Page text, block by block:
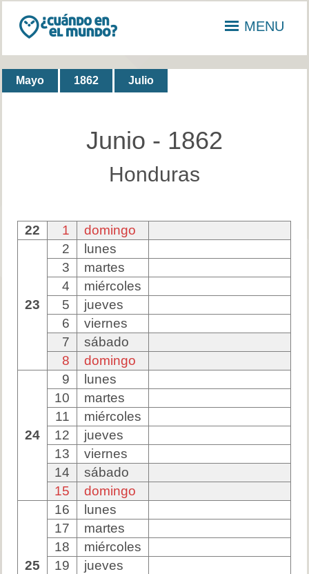
MENU
Mayo 1862 Julio
Junio - 1862
Honduras
22 1 domingo
23
2
lunes
3
martes
4
miércoles
5
jueves
6
viernes
7
sábado
8
domingo
24
9
lunes
10
martes
11
miércoles
12
jueves
13
viernes
14
sábado
15
domingo
25
16
lunes
17
martes
18
miércoles
19
jueves